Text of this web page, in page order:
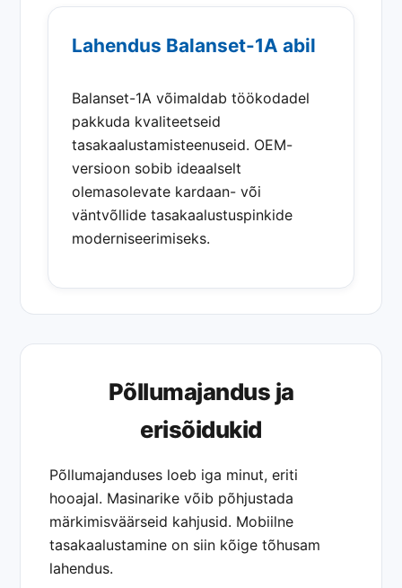
Lahendus Balanset-1A abil
Balanset-1A võimaldab töökodadel
pakkuda kvaliteetseid
tasakaalustamisteenuseid. OEM-
versioon sobib ideaalselt
olemasolevate kardaan- või
väntvõllide tasakaalustuspinkide
moderniseerimiseks.
Põllumajandus ja
erisõidukid
Põllumajanduses loeb iga minut, eriti
hooajal. Masinarike võib põhjustada
märkimisväärseid kahjusid. Mobiilne
tasakaalustamine on siin kõige tõhusam
lahendus.